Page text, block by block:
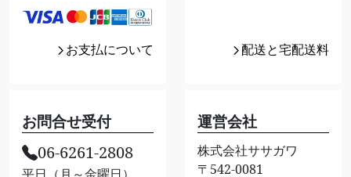
お支払について 配送と宅配送料
お問合せ受付
06-6261-2808
運営会社
株式会社ササガワ
〒542-0081